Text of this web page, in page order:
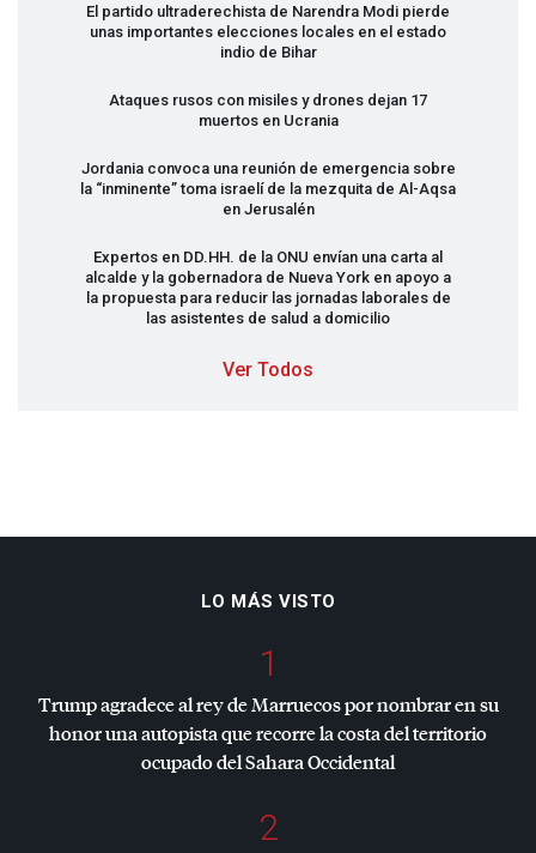
El partido ultraderechista de Narendra Modi pierde
unas importantes elecciones locales en el estado
indio de Bihar
Ataques rusos con misiles y drones dejan 17
muertos en Ucrania
Jordania convoca una reunión de emergencia sobre
la “inminente” toma israelí de la mezquita de Al-Aqsa
en Jerusalén
Expertos en DD.HH. de la ONU envían una carta al
alcalde y la gobernadora de Nueva York en apoyo a
la propuesta para reducir las jornadas laborales de
las asistentes de salud a domicilio
Ver Todos
LO MÁS VISTO
1
Trump agradece al rey de Marruecos por nombrar en su
honor una autopista que recorre la costa del territorio
ocupado del Sahara Occidental
2